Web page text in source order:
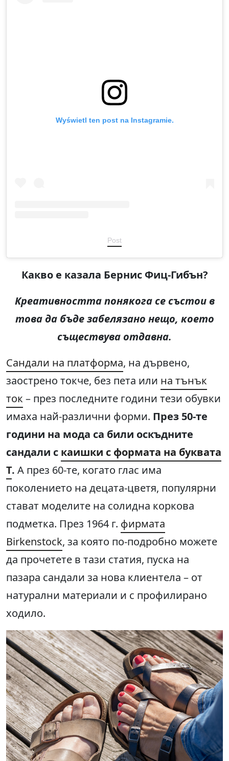
Wyświetl ten post na Instagramie.
Post
Какво е казала Бернис Фиц-Гибън?
Креативността понякога се състои в
това да бъде забелязано нещо, което
съществува отдавна.
Сандали на платформа, на дървено,
заострено токче, без пета или на тънък
ток – през последните години тези обувки
имаха най-различни форми. През 50-те
години на мода са били оскъдните
сандали с каишки с формата на буквата
T. А през 60-те, когато глас има
поколението на децата-цветя, популярни
стават моделите на солидна коркова
подметка. През 1964 г. фирмата
Birkenstock, за която по-подробно можете
да прочетете в тази статия, пуска на
пазара сандали за нова клиентела – от
натурални материали и с профилирано
ходило.